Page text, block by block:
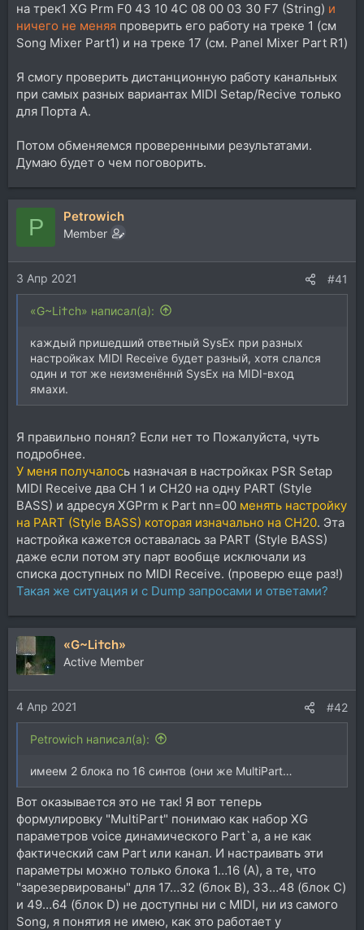
на трек1 XG Prm F0 43 10 4C 08 00 03 30 F7 (String) и
ничего не меняя проверить его работу на треке 1 (см
Song Mixer Part1) и на треке 17 (см. Panel Mixer Part R1)
Я смогу проверить дистанционную работу канальных
при самых разных вариантах MIDI Setap/Recive только
для Порта А.
Потом обменяемся проверенными результатами.
Думаю будет о чем поговорить.
P Petrowich
Member
3 Апр 2021 #41
«G~Li†ch» написал(а):
каждый пришедший ответный SysEx при разных
настройках MIDI Receive будет разный, хотя слался
один и тот же неизменённй SysEx на MIDI-вход
ямахи.
Я правильно понял? Если нет то Пожалуйста, чуть
подробнее.
У меня получалось назначая в настройках PSR Setap
MIDI Receive два CH 1 и СH20 на одну PART (Style
BASS) и адресуя XGPrm к Part nn=00 менять настройку
на PART (Style BASS) которая изначально на CH20. Эта
настройка кажется оставалась за PART (Style BASS)
даже если потом эту парт вообще исключали из
списка доступных по MIDI Receive. (проверю еще раз!)
Такая же ситуация и с Dump запросами и ответами?
«G~Li†ch»
Active Member
4 Апр 2021 #42
Petrowich написал(а):
имеем 2 блока по 16 синтов (они же MultiPart…
Вот оказывается это не так! Я вот теперь
формулировку "MultiPart" понимаю как набор XG
параметров voice динамического Part`а, а не как
фактический сам Part или канал. И настраивать эти
параметры можно только блока 1…16 (А), а те, что
"зарезервированы" для 17…32 (блок B), 33…48 (блок C)
и 49…64 (блок D) не доступны ни с MIDI, ни из самого
Song, я понятия не имею, как это работает у